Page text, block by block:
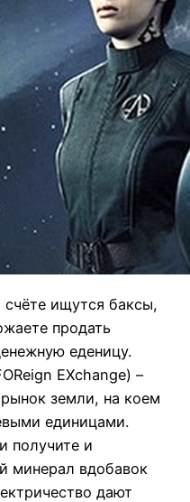
ищутся баксы,
продать
еденицу.
EXchange) –
земли, на коем
единицами.
получите и
минерал вдобавок
дают